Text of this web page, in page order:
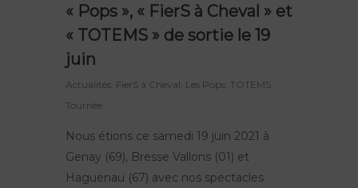
« Pops », « FierS à Cheval » et
« TOTEMS » de sortie le 19
juin
Actualités FierS à Cheval Les Pops TOTEMS
Tournée
Nous étions ce samedi 19 juin 2021 à
Genay (69), Bresse Vallons (01) et
Haguenau (67) avec nos spectacles